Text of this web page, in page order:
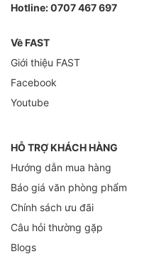
Hotline:0707 467 697
Về FAST
Giới thiệu FAST
Facebook
Youtube
HỖ TRỢ KHÁCH HÀNG
Hướng dẫn mua hàng
Báo giá văn phòng phẩm
Chính sách ưu đãi
Câu hỏi thường gặp
Blogs